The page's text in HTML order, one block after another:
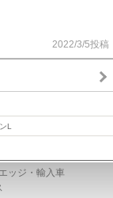
2022/3/5投稿
L
ッジ・輸入車